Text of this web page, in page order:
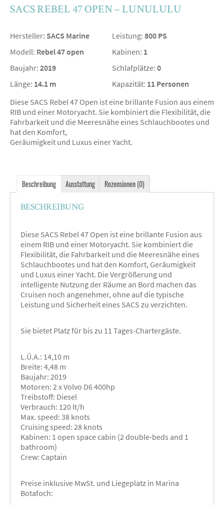
SACS REBEL 47 OPEN – LUNULULU
Hersteller: SACS Marine
Modell: Rebel 47 open
Baujahr: 2019
Länge: 14.1 m
Leistung: 800 PS
Kabinen: 1
Schlafplätze: 0
Kapazität: 11 Personen
Diese SACS Rebel 47 Open ist eine brillante Fusion aus einem
RIB und einer Motoryacht. Sie kombiniert die Flexibilität, die
Fahrbarkeit und die Meeresnähe eines Schlauchbootes und
hat den Komfort,
Geräumigkeit und Luxus einer Yacht.
Beschreibung Ausstattung Rezensionen (0)
BESCHREIBUNG
Diese SACS Rebel 47 Open ist eine brillante Fusion aus
einem RIB und einer Motoryacht. Sie kombiniert die
Flexibilität, die Fahrbarkeit und die Meeresnähe eines
Schlauchbootes und hat den Komfort, Geräumigkeit
und Luxus einer Yacht. Die Vergrößerung und
intelligente Nutzung der Räume an Bord machen das
Cruisen noch angenehmer, ohne auf die typische
Leistung und Sicherheit eines SACS zu verzichten.
Sie bietet Platz für bis zu 11 Tages-Chartergäste.
L.Ü.A.: 14,10 m
Breite: 4,48 m
Baujahr: 2019
Motoren: 2 x Volvo D6 400hp
Treibstoff: Diesel
Verbrauch: 120 lt/h
Max. speed: 38 knots
Cruising speed: 28 knots
Kabinen: 1 open space cabin (2 double-beds and 1
bathroom)
Crew: Captain
Preise inklusive MwSt. und Liegeplatz in Marina
Botafoch: